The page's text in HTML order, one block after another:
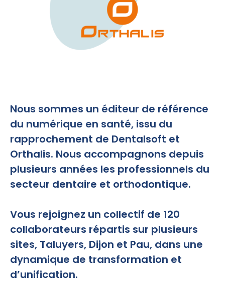
Nous sommes un éditeur de référence
du numérique en santé, issu du
rapprochement de Dentalsoft et
Orthalis. Nous accompagnons depuis
plusieurs années les professionnels du
secteur dentaire et orthodontique.
Vous rejoignez un collectif de 120
collaborateurs répartis sur plusieurs
sites, Taluyers, Dijon et Pau, dans une
dynamique de transformation et
d’unification.